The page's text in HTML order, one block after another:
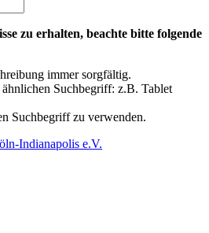
zu erhalten, beachte bitte folgende
immer sorgfältig.
ähnlichen Suchbegriff: z.B. Tablet
Suchbegriff zu verwenden.
Indianapolis e.V.